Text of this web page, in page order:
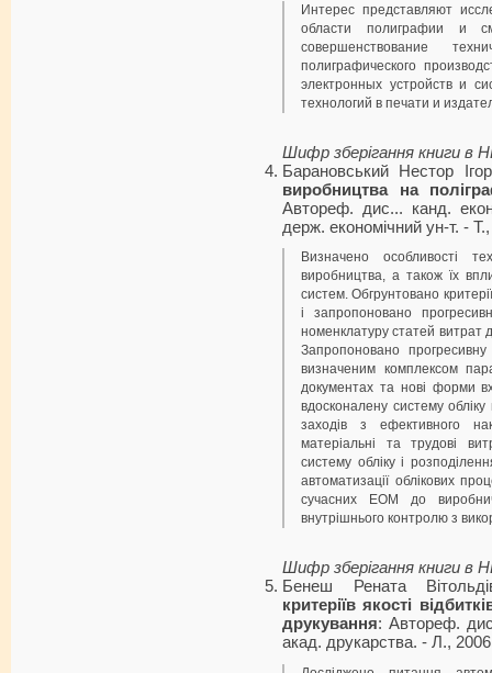
Интерес представляют
области полиграфии и
совершенствование
полиграфического
электронных устройств и
технологий в печати и
Шифр зберігання книги в
Барановський Нестор
виробництва на
Автореф. дис... канд.
держ. економічний ун-т. -
Визначено особливості
виробництва, а також їх
систем. Обгрунтовано
і запропоновано
номенклатуру статей витрат
Запропоновано
визначеним комплексом
документах та нові форми
вдосконалену систему
заходів з ефективного
матеріальні та трудові
систему обліку і
автоматизації облікових
сучасних ЕОМ до
внутрішнього контролю з
Шифр зберігання книги в
Бенеш Рената
критеріїв якості
друкування: Автореф.
акад. друкарства. - Л.,